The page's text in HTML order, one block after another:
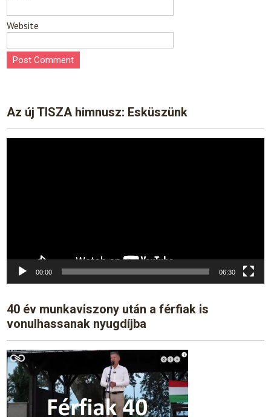
Website
Az új TISZA himnusz: Esküszünk
00:00 06:30
40 év munkaviszony után a férfiak is
vonulhassanak nyugdíjba